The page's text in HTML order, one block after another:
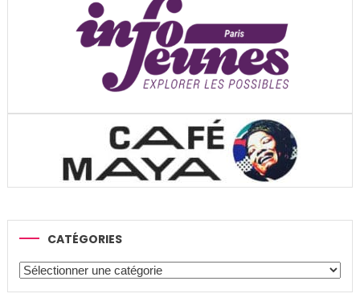
CATÉGORIES
Catégories